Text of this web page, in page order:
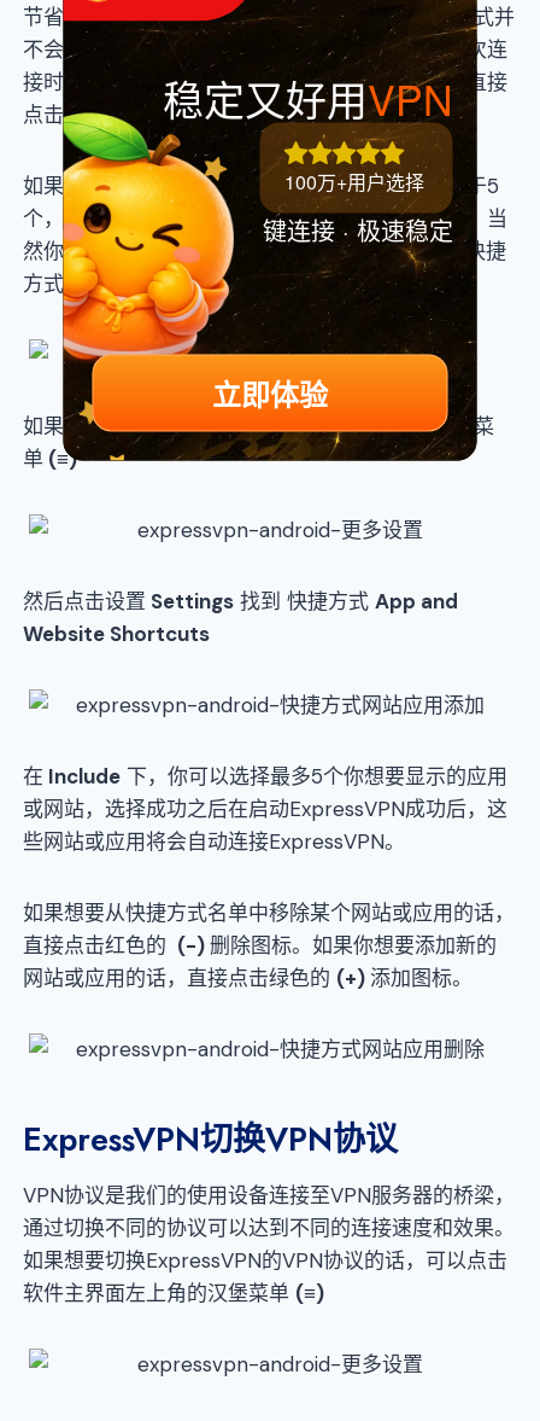
节省了时间提高了效率。不过在首次连接时快捷方式并
不会出现在ExpressVPN软件的主页，一般在第二次连
接时会出现。在ExpressVPN连接成功的状态下，直接
点击网站或软件的快捷方式即可进行访问或使用
如果在ExpressVPN软件的主页，你的快捷方式少于5
个，那么你可以直接点击灰色的(+)图标进行添加。当
然你也可以进行相应的自定义，不过最多支持5个快捷
方式。
如果想要自定义的话，在软件主页左上角选择汉堡菜
单 (≡)
然后点击设置 Settings 找到 快捷方式App and
Website Shortcuts
在 Include 下，你可以选择最多5个你想要显示的应用
或网站，选择成功之后在启动ExpressVPN成功后，这
些网站或应用将会自动连接ExpressVPN。
如果想要从快捷方式名单中移除某个网站或应用的话，
直接点击红色的 (-)删除图标。如果你想要添加新的
网站或应用的话，直接点击绿色的 (+) 添加图标。
ExpressVPN切换VPN协议
VPN协议是我们的使用设备连接至VPN服务器的桥梁，
通过切换不同的协议可以达到不同的连接速度和效果。
如果想要切换ExpressVPN的VPN协议的话，可以点击
软件主界面左上角的汉堡菜单 (≡)
稳定又好用VPN
100万+用户选择
键连接 · 极速稳定
立即体验